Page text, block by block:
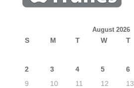
August 2026
S M T W T
2
3 4 5 6
9
10 11 12 13